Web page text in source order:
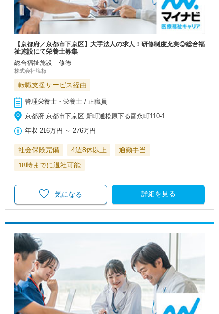
【京都府／京都市下京区】大手法人の求人！研修制度充実◎総合福
祉施設にて栄養士募集
総合福祉施設 修德
株式会社塩梅
転職支援サービス経由
管理栄養士・栄養士 / 正職員
京都府 京都市下京区 新町通松原下る富永町110-1
年収 216万円 ～276万円
社会保険完備 4週8休以上
通勤手当
18時までに退社可能
詳細を見る
気になる